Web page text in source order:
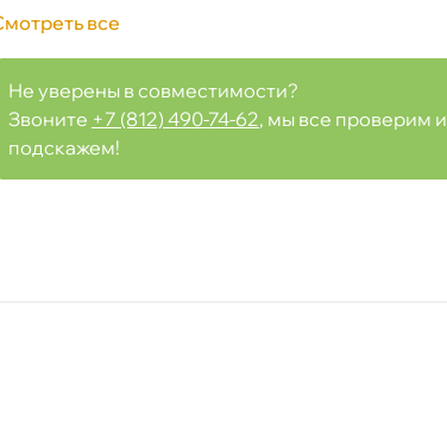
все
Не уверены в совместимости?
Звоните +7 (812) 490-74-62, мы все проверим и
подскажем!
07.08 (при заказе от 2000₽)